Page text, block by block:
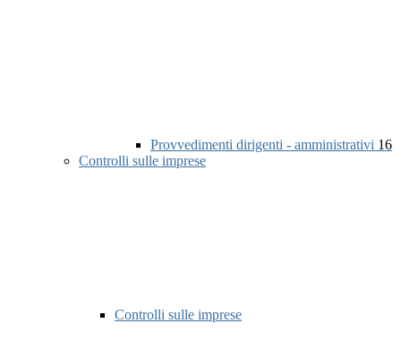
Provvedimenti dirigenti - amministrativi 16
Controlli sulle imprese
Controlli sulle imprese